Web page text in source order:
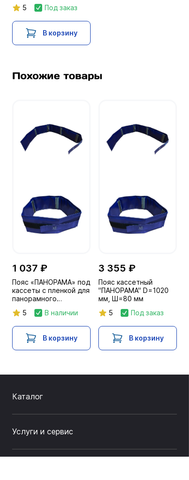
кв. см)
5 Под заказ
В корзину
Похожие товары
1 037 ₽
Пояс «ПАНОРАМА» под
кассеты с пленкой для
панорамного
пог.метр. - ширина
5 В наличии
В корзину
3 355 ₽
Пояс кассетный
"ПАНОРАМА" D=1020
мм, Ш=80 мм
5
Под заказ
В корзину
Каталог
Услуги и сервис